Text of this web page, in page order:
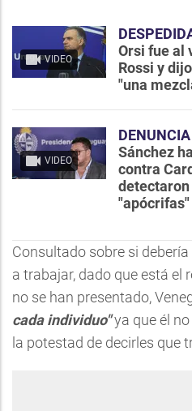
VIDEO
Orsi fue al
Rossi y
"una
VIDEO
Sánchez
contra
"apócrifas"
Consultado sobre si
a trabajar, dado que está el
no se han presentado,
cada individuo"ya que él
la potestad de decirles que